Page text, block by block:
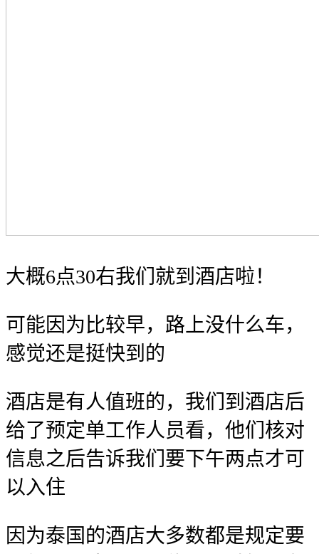
大概6点30右我们就到酒店啦！
可能因为比较早，路上没什么车，
感觉还是挺快到的
酒店是有人值班的，我们到酒店后
给了预定单工作人员看，他们核对
信息之后告诉我们要下午两点才可
以入住
因为泰国的酒店大多数都是规定要